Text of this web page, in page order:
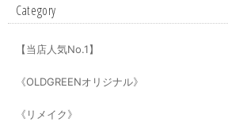
Category
【当店人気No.1】
《OLDGREENオリジナル》
《リメイク》